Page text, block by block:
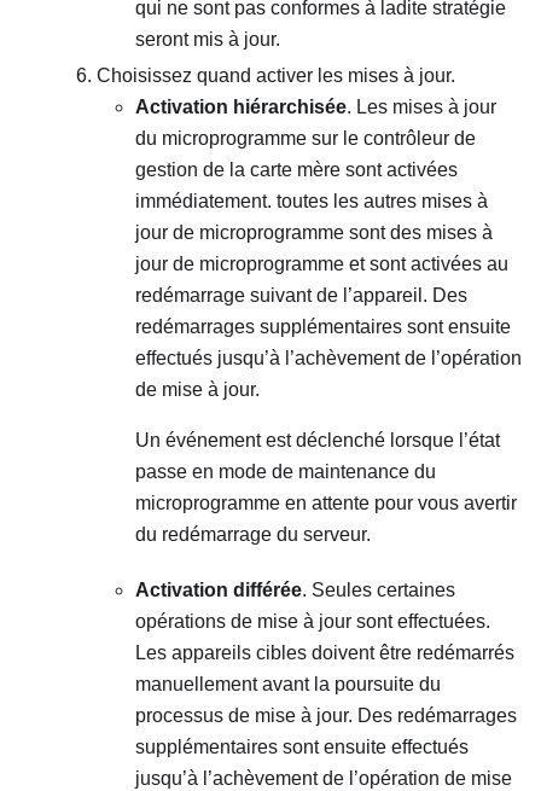
qui ne sont pas conformes à ladite stratégie
seront mis à jour.
Choisissez quand activer les mises à jour.
Activation hiérarchisée. Les mises à jour
du microprogramme sur le contrôleur de
gestion de la carte mère sont activées
immédiatement. toutes les autres mises à
jour de microprogramme sont des mises à
jour de microprogramme et sont activées au
redémarrage suivant de l’appareil. Des
redémarrages supplémentaires sont ensuite
effectués jusqu’à l’achèvement de l’opération
de mise à jour.
Un événement est déclenché lorsque l’état
passe en mode de maintenance du
microprogramme en attente pour vous avertir
du redémarrage du serveur.
Activation différée. Seules certaines
opérations de mise à jour sont effectuées.
Les appareils cibles doivent être redémarrés
manuellement avant la poursuite du
processus de mise à jour. Des redémarrages
supplémentaires sont ensuite effectués
jusqu’à l’achèvement de l’opération de mise